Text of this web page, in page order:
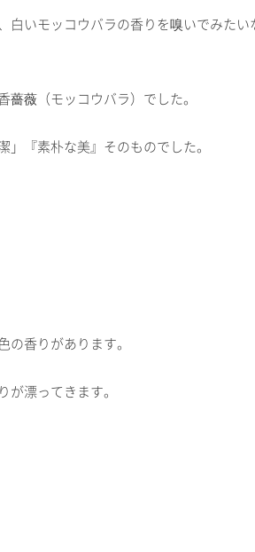
いモッコウバラの香りを嗅いでみたい
薇（モッコウバラ）でした。
『素朴な美』そのものでした。
香りがあります。
漂ってきます。